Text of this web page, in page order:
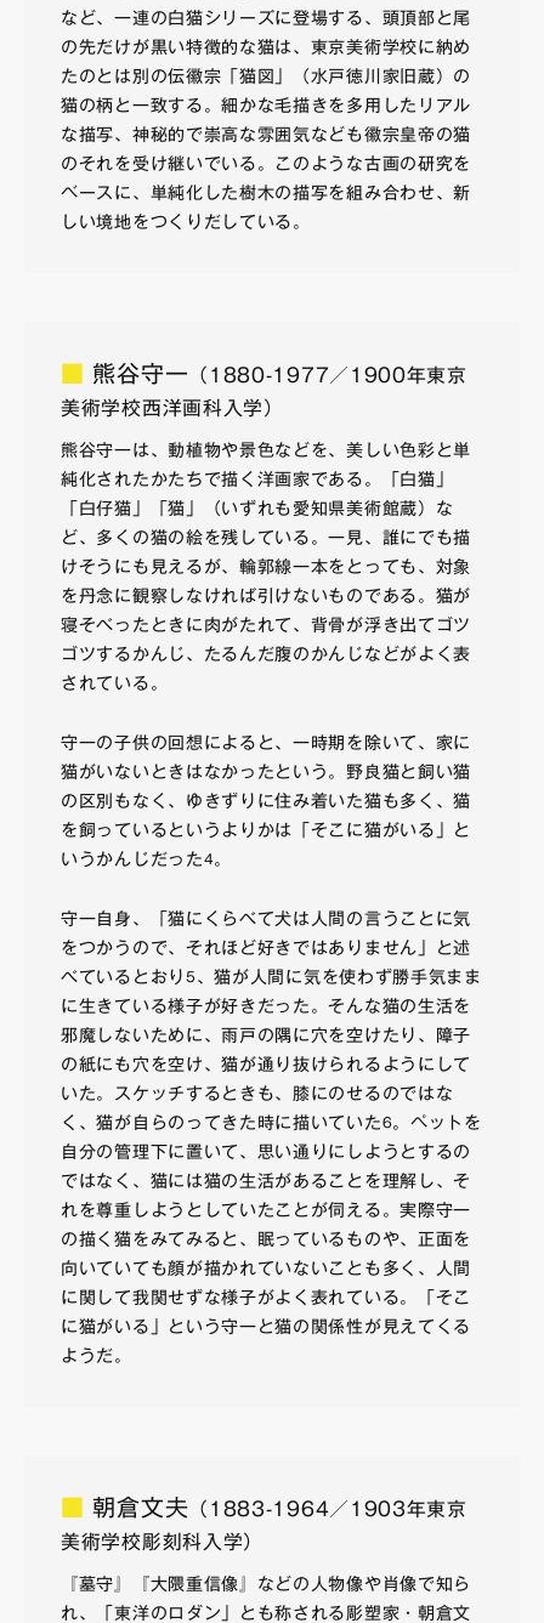
など、一連の白猫シリーズに登場する、頭頂部と尾
の先だけが黒い特徴的な猫は、東京美術学校に納め
たのとは別の伝徽宗「猫図」（水戸徳川家旧蔵）の
猫の柄と一致する。細かな毛描きを多用したリアル
な描写、神秘的で崇高な雰囲気なども徽宗皇帝の猫
のそれを受け継いでいる。このような古画の研究を
ベースに、単純化した樹木の描写を組み合わせ、新
しい境地をつくりだしている。
熊谷守一 （1880-1977／1900年東京
美術学校西洋画科入学）
熊谷守一は、動植物や景色などを、美しい色彩と単
純化されたかたちで描く洋画家である。「白猫」
「白仔猫」「猫」（いずれも愛知県美術館蔵）な
ど、多くの猫の絵を残している。一見、誰にでも描
けそうにも見えるが、輪郭線一本をとっても、対象
を丹念に観察しなければ引けないものである。猫が
寝そべったときに肉がたれて、背骨が浮き出てゴツ
ゴツするかんじ、たるんだ腹のかんじなどがよく表
されている。
守一の子供の回想によると、一時期を除いて、家に
猫がいないときはなかったという。野良猫と飼い猫
の区別もなく、ゆきずりに住み着いた猫も多く、猫
を飼っているというよりかは「そこに猫がいる」と
いうかんじだった4。
守一自身、「猫にくらべて犬は人間の言うことに気
をつかうので、それほど好きではありません」と述
べているとおり 5 、猫が人間に気を使わず勝手気まま
に生きている様子が好きだった。そんな猫の生活を
邪魔しないために、雨戸の隅に穴を空けたり、障子
の紙にも穴を空け、猫が通り抜けられるようにして
いた。スケッチするときも、膝にのせるのではな
く、猫が自らのってきた時に描いていた6。ペットを
自分の管理下に置いて、思い通りにしようとするの
ではなく、猫には猫の生活があることを理解し、そ
れを尊重しようとしていたことが伺える。実際守一
の描く猫をみてみると、眠っているものや、正面を
向いていても顔が描かれていないことも多く、人間
に関して我関せずな様子がよく表れている。「そこ
に猫がいる」という守一と猫の関係性が見えてくる
ようだ。
■朝倉文夫 （1883-1964／1903年東京
美術学校彫刻科入学）
『墓守』『大隈重信像』などの人物像や肖像で知ら
れ、「東洋のロダン」とも称される彫塑家・朝倉文